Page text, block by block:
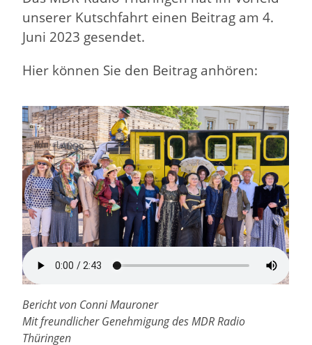
unserer Kutschfahrt einen Beitrag am 4.
Juni 2023 gesendet.
Hier können Sie den Beitrag anhören:
Bericht von Conni Mauroner
Mit freundlicher Genehmigung des MDR Radio
Thüringen